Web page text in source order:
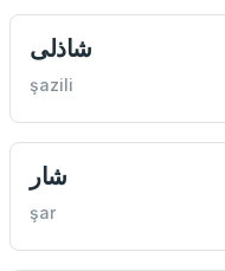
شاذلی
şazili
شار
şar